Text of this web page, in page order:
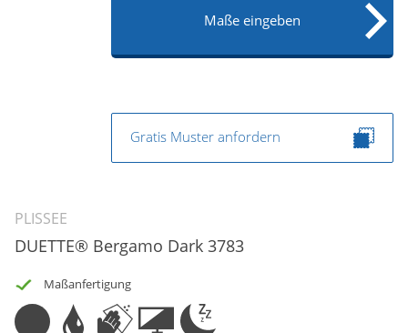
PLISSEE
DUETTE® Bergamo Dark 3783
Maßanfertigung
Maße eingeben
Gratis Muster anfordern